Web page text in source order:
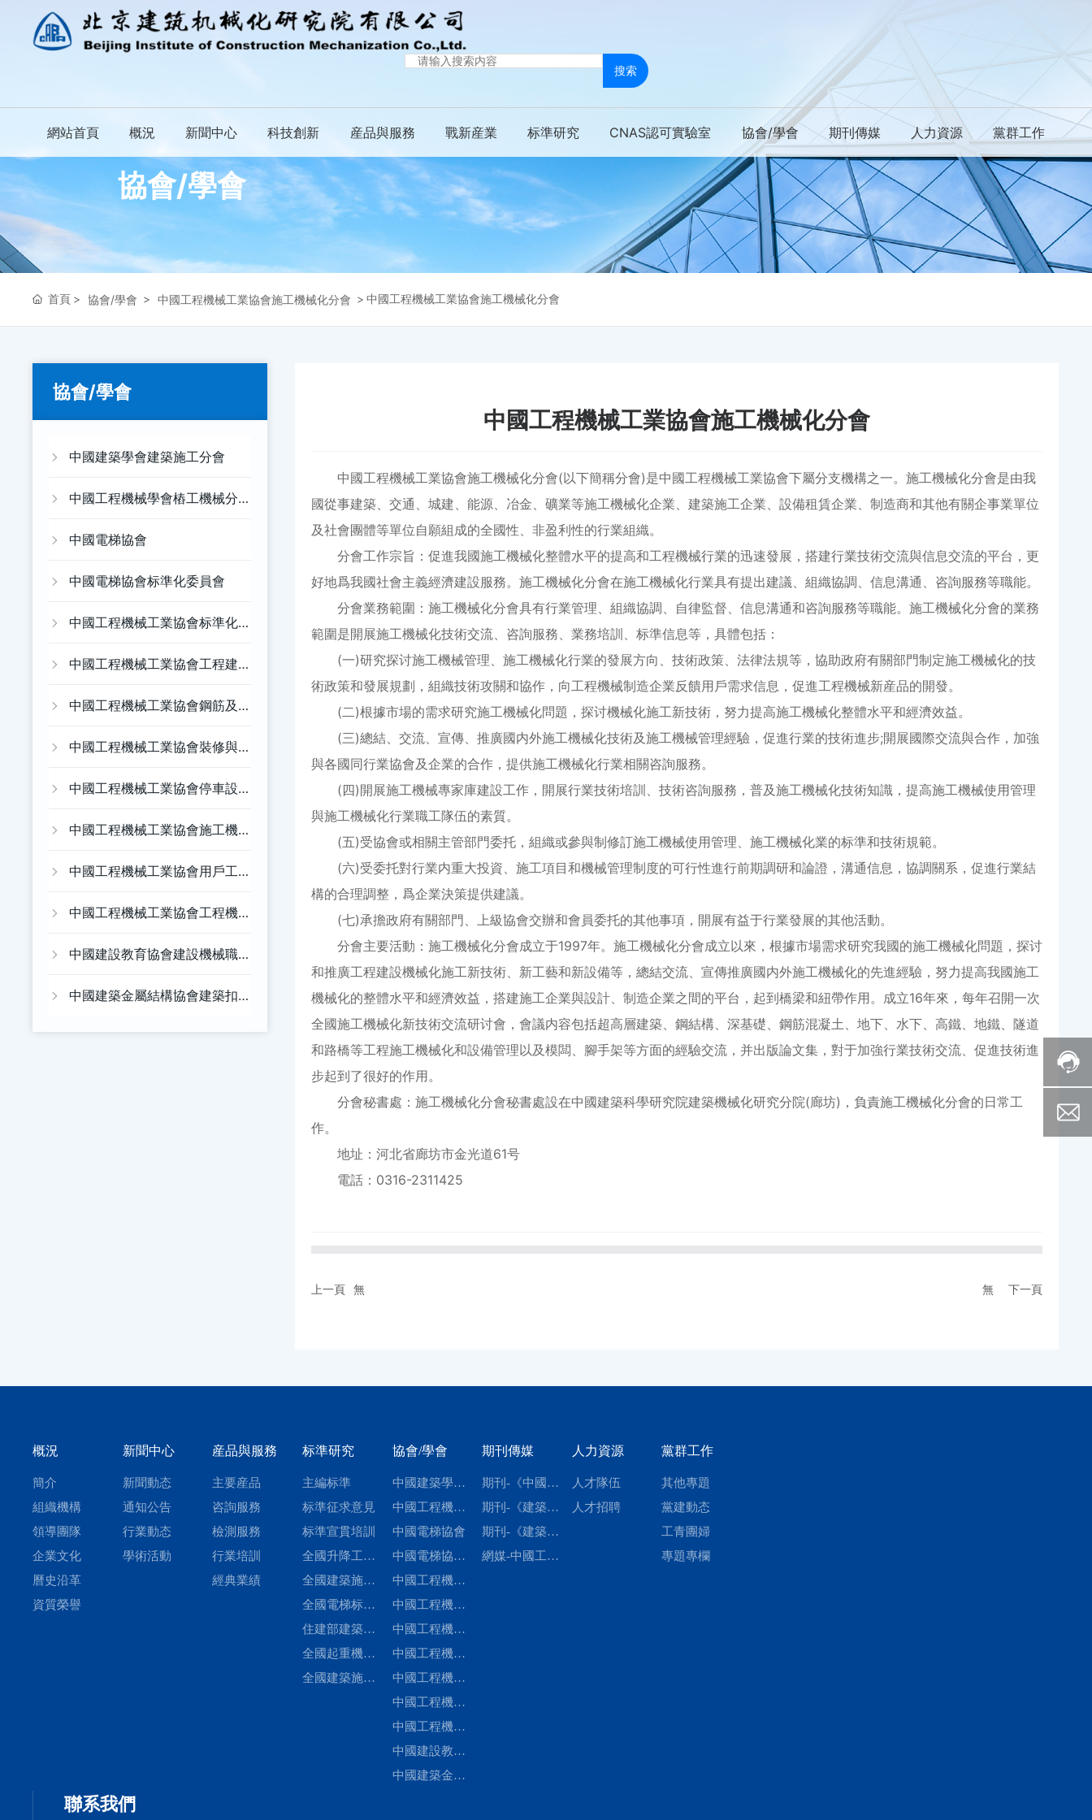
搜索
網站首頁 概況 新聞中心 科技創新 産品與服務 戰新産業 标準研究 CNAS認可實驗室 協會/學會 期刊傳媒 人力資源 黨群工作
協會/學會
首頁 協會/學會 中國工程機械工業協會施工機械化分會 中國工程機械工業協會施工機械化分會
協會/學會
中國建築學會建築施工分會
中國工程機械學會樁工機械分
會 中國電梯協會
中國電梯協會标準化委員會
中國工程機械工業協會标準化
工作委員會
中國工程機械工業協會工程建
材制品機械分會
中國工程機械工業協會鋼筋及
預應力機械分會
中國工程機械工業協會裝修與
高空作業機械分會
中國工程機械工業協會停車設
備分會中國工程機械工業協會施工機
械化分會
中國工程機械工業協會用戶工
作委員會
中國工程機械工業協會工程機
械租賃分會
中國建設教育協會建設機械職
業教育專業委員會
中國建築金屬結構協會建築扣
件委員會
中國工程機械工業協會施工機械化分會
中國工程機械工業協會施工機械化分會(以下簡稱分會)是中國工程機械工業協會下屬分支機構之一。施工機械化分會是由我
國從事建築、交通、城建、能源、冶金、礦業等施工機械化企業、建築施工企業、設備租賃企業、制造商和其他有關企事業單位
及社會團體等單位自願組成的全國性、非盈利性的行業組織。
分會工作宗旨：促進我國施工機械化整體水平的提高和工程機械行業的迅速發展，搭建行業技術交流與信息交流的平台，更
好地爲我國社會主義經濟建設服務。施工機械化分會在施工機械化行業具有提出建議、組織協調、信息溝通、咨詢服務等職能。
分會業務範圍：施工機械化分會具有行業管理、組織協調、自律監督、信息溝通和咨詢服務等職能。施工機械化分會的業務
範圍是開展施工機械化技術交流、咨詢服務、業務培訓、标準信息等，具體包括：
(一)研究探讨施工機械管理、施工機械化行業的發展方向、技術政策、法律法規等，協助政府有關部門制定施工機械化的技
術政策和發展規劃，組織技術攻關和協作，向工程機械制造企業反饋用戶需求信息，促進工程機械新産品的開發。
(二)根據市場的需求研究施工機械化問題，探讨機械化施工新技術，努力提高施工機械化整體水平和經濟效益。
(三)總結、交流、宣傳、推廣國内外施工機械化技術及施工機械管理經驗，促進行業的技術進步;開展國際交流與合作，加強
與各國同行業協會及企業的合作，提供施工機械化行業相關咨詢服務。
(四)開展施工機械專家庫建設工作，開展行業技術培訓、技術咨詢服務，普及施工機械化技術知識，提高施工機械使用管理
與施工機械化行業職工隊伍的素質。
(五)受協會或相關主管部門委托，組織或參與制修訂施工機械使用管理、施工機械化業的标準和技術規範。
(六)受委托對行業内重大投資、施工項目和機械管理制度的可行性進行前期調研和論證，溝通信息，協調關系，促進行業結
構的合理調整，爲企業決策提供建議。
(七)承擔政府有關部門、上級協會交辦和會員委托的其他事項，開展有益于行業發展的其他活動。
分會主要活動：施工機械化分會成立于1997年。施工機械化分會成立以來，根據市場需求研究我國的施工機械化問題，探讨
和推廣工程建設機械化施工新技術、新工藝和新設備等，總結交流、宣傳推廣國内外施工機械化的先進經驗，努力提高我國施工
機械化的整體水平和經濟效益，搭建施工企業與設計、制造企業之間的平台，起到橋梁和紐帶作用。成立16年來，每年召開一次
全國施工機械化新技術交流研讨會，會議内容包括超高層建築、鋼結構、深基礎、鋼筋混凝土、地下、水下、高鐵、地鐵、隧道
和路橋等工程施工機械化和設備管理以及模闆、腳手架等方面的經驗交流，并出版論文集，對于加強行業技術交流、促進技術進
步起到了很好的作用。
分會秘書處：施工機械化分會秘書處設在中國建築科學研究院建築機械化研究分院(廊坊)，負責施工機械化分會的日常工
作。
地址：河北省廊坊市金光道61号
電話：0316-2311425
上一頁 無 無 下一頁
概況
簡介
組織機構
領導團隊
企業文化
曆史沿革
資質榮譽
新聞中心
新聞動态
通知公告
行業動态
學術活動
産品與服務
主要産品
咨詢服務
檢測服務
行業培訓
經典業績
标準研究
主編标準
标準征求意見
标準宣貫培訓
全國升降工作
平台标準化技
術委員會
全國建築施工
機械與設備标
準化技術委員
會
全國電梯标準
化技術委員會
住建部建築施
工安全标準化
技術委員會
全國起重機械
标準化技術委
全國建築施工
協會/學會
中國建築學會
建築施工分會
中國工程機械
學會樁工機械
分會
中國電梯協會
中國電梯協會
标準化委員會
中國工程機械
工業協會工程
建材制品機械
分會
中國工程機械
工業協會鋼筋
及預應力機械
分會
中國工程機械
工業協會裝修
與高空作業機
械分會
中國工程機械
工業協會停車
設備分會
中國工程機械
工業協會施工
機械化分會
中國工程機械
工業協會用戶
工作委員會
中國工程機械
工業協會工程
機械租賃分會
中國建設教育
協會建設機械
中國建築金屬
期刊傳媒
期刊-《中國電
梯》
期刊-《建築機
械化》
期刊-《建築機
械》
網媒-中國工程
人力資源
人才隊伍
人才招聘
黨群工作
其他專題
黨建動态
工青團婦
專題專欄
聯系我們